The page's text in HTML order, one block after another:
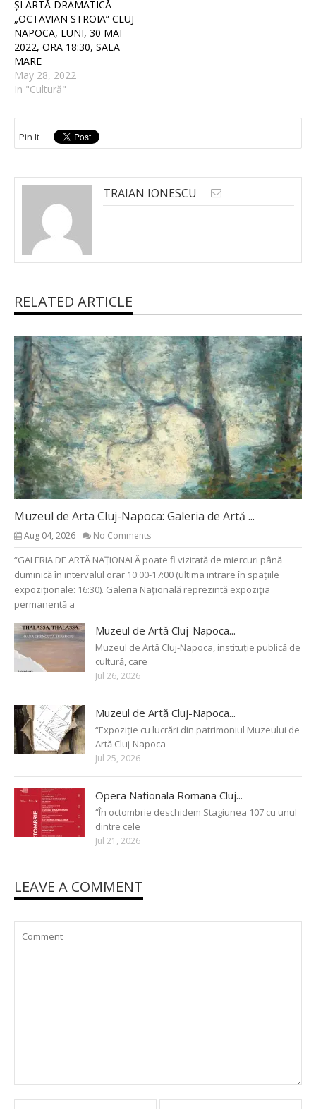
ȘI ARTĂ DRAMATICĂ
„OCTAVIAN STROIA” CLUJ-
NAPOCA, LUNI, 30 MAI
2022, ORA 18:30, SALA
MARE
May 28, 2022
In "Cultură"
Pin It
TRAIAN IONESCU
RELATED ARTICLE
Muzeul de Arta Cluj-Napoca: Galeria de Artă ...
Aug 04, 2026 No Comments
“GALERIA DE ARTĂ NAȚIONALĂ poate fi vizitată de miercuri până
duminică în intervalul orar 10:00-17:00 (ultima intrare în spațiile
expoziționale: 16:30). Galeria Naţională reprezintă expoziţia
permanentă a
Muzeul de Artă Cluj-Napoca...
Muzeul de Artă Cluj-Napoca, instituție publică de
cultură, care
Jul 26, 2026
Muzeul de Artă Cluj-Napoca...
“Expoziție cu lucrări din patrimoniul Muzeului de
Artă Cluj-Napoca
Jul 25, 2026
Opera Nationala Romana Cluj...
“În octombrie deschidem Stagiunea 107 cu unul
dintre cele
Jul 21, 2026
LEAVE A COMMENT